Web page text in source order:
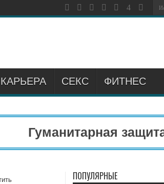
КАРЬЕРА СЕКС ФИТНЕС
Гуманитарная
ПОПУЛЯРНЫЕ